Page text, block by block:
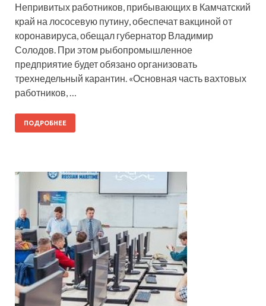
Непривитых работников, прибывающих в Камчатский
край на лососевую путину, обеспечат вакциной от
коронавируса, обещал губернатор Владимир
Солодов. При этом рыбопромышленное
предприятие будет обязано организовать
трехнедельный карантин. «Основная часть вахтовых
работников, …
ПОДРОБНЕЕ